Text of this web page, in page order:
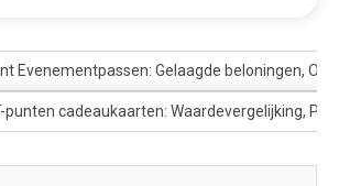
Evenementpassen: Gelaagde beloningen,
punten cadeaukaarten: Waardevergelijking,